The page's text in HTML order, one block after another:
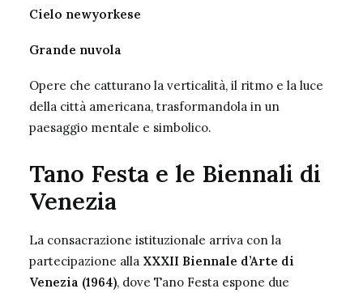
Cielo newyorkese
Grande nuvola
Opere che catturano la verticalità, il ritmo e la luce
della città americana, trasformandola in un
paesaggio mentale e simbolico.
Tano Festa e le Biennali di
Venezia
La consacrazione istituzionale arriva con la
partecipazione alla XXXII Biennale d’Arte di
Venezia (1964), dove Tano Festa espone due